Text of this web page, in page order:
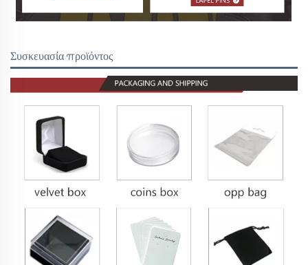
Συσκευασία προϊόντος